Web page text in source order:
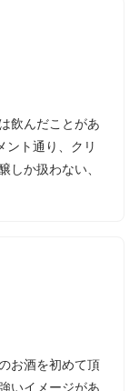
飲んだことがあ
ント通り、クリ
しか扱わない、
お酒を初めて頂
いイメージがあ